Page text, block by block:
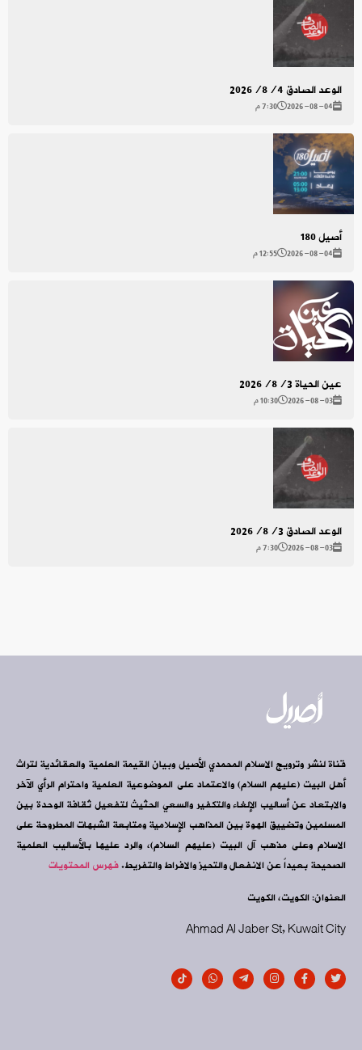
الوعد الصادق 2026/8/4
2026-08-04 7:30 م
أصيل 180
2026-08-04 12:55 م
عين الحياة 2026/8/3
2026-08-03 10:30 م
الوعد الصادق 2026/8/3
2026-08-03 7:30 م
قناة لنشر وترويج الاسلام المحمدي الأصيل وبيان القيمة العلمية والعقائدية لتراث
أهل البيت (عليهم السلام) والاعتماد على الموضوعية العلمية واحترام الرأي الآخر
والابتعاد عن أساليب الإلغاء والتكفير والسعي الحثيث لتفعيل ثقافة الوحدة بين
المسلمين وتضييق الهوة بين المذاهب الإسلامية ومتابعة الشبهات المطروحة على
الاسلام وعلى مذهب آل البيت (عليهم السلام)، والرد عليها بالأساليب العلمية
الصحيحة بعيداً عن الانفعال والتحيز والافراط والتفريط.فهرس المحتويات
العنوان: الكويت، الكويت
Ahmad Al Jaber St, Kuwait City